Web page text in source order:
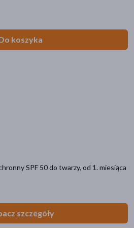
koszyka
SPF 50 do twarzy, od 1. miesiąca
szczegóły